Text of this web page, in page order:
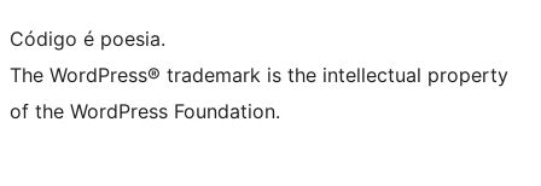
Código é poesia.
The WordPress® trademark is the intellectual property
of the WordPress Foundation.